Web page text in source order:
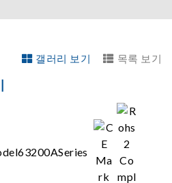
갤러리 보기 목록 보기